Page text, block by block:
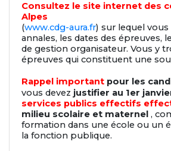
Consultez le site internet des
Alpes
(www.cdg-aura.fr) sur lequel
annales, les dates des épreuves,
de gestion organisateur. Vous y
épreuves qui constituent une
Rappel important pour les
vous devez justifier au 1er
services publics effectifs
milieu scolaire et maternel ,
formation dans une école ou un
la fonction publique.